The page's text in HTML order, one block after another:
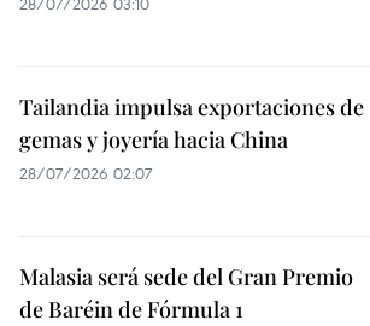
Tailandia impulsa exportaciones de
gemas y joyería hacia China
28/07/2026 02:07
Malasia será sede del Gran Premio
de Baréin de Fórmula 1